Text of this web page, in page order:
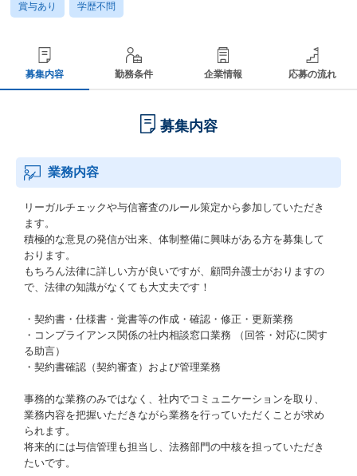
賞与あり 学歴不問
募集内容 勤務条件 企業情報 応募の流れ
募集内容
業務内容
リーガルチェックや与信審査のルール策定から参加していただき
ます。
積極的な意見の発信が出来、体制整備に興味がある方を募集して
おります。
もちろん法律に詳しい方が良いですが、顧問弁護士がおりますの
で、法律の知識がなくても大丈夫です！
・契約書・仕様書・覚書等の作成・確認・修正・更新業務
・コンプライアンス関係の社内相談窓口業務 （回答・対応に関す
る助言）
・契約書確認（契約審査）および管理業務
事務的な業務のみではなく、社内でコミュニケーションを取り、
業務内容を把握いただきながら業務を行っていただくことが求め
られます。
将来的には与信管理も担当し、法務部門の中核を担っていただき
たいです。